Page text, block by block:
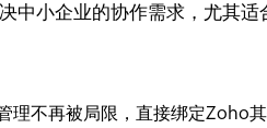
中小企业的协作需求，尤其适
理不再被局限，直接绑定Zoho其